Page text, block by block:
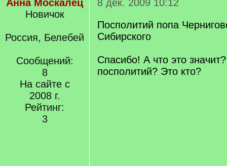
Анна Москалец
Новичок
Россия, Белебей
Сообщений:
8
На сайте с
2008 г.
Рейтинг:
3
8 дек. 2009 10:12
Посполитий попа
Сибирского
Спасибо! А что это
посполитий? Это кто?